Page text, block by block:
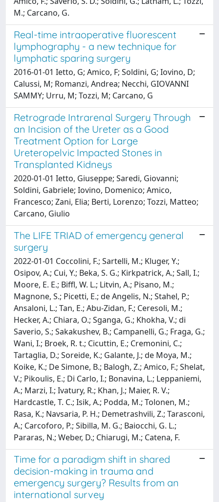
M.; Carcano, G.
Real-time intraoperative fluorescent
lymphography - a new technique for
lymphatic sparing surgery
2016-01-01 Ietto, G; Amico, F; Soldini, G; Iovino, D;
Calussi, M; Romanzi, Andrea; Necchi, GIOVANNI
SAMMY; Urru, M; Tozzi, M; Carcano, G
Retrograde Intrarenal Surgery Through
an Incision of the Ureter as a Good
Treatment Option for Large
Ureteropelvic Impacted Stones in
Transplanted Kidneys
2020-01-01 Ietto, Giuseppe; Saredi, Giovanni;
Soldini, Gabriele; Iovino, Domenico; Amico,
Francesco; Zani, Elia; Berti, Lorenzo; Tozzi, Matteo;
Carcano, Giulio
The LIFE TRIAD of emergency general
surgery
2022-01-01 Coccolini, F.; Sartelli, M.; Kluger, Y.;
Osipov, A.; Cui, Y.; Beka, S. G.; Kirkpatrick, A.; Sall, I.;
Moore, E. E.; Biffl, W. L.; Litvin, A.; Pisano, M.;
Magnone, S.; Picetti, E.; de Angelis, N.; Stahel, P.;
Ansaloni, L.; Tan, E.; Abu-Zidan, F.; Ceresoli, M.;
Hecker, A.; Chiara, O.; Sganga, G.; Khokha, V.; di
Saverio, S.; Sakakushev, B.; Campanelli, G.; Fraga, G.;
Wani, I.; Broek, R. t.; Cicuttin, E.; Cremonini, C.;
Tartaglia, D.; Soreide, K.; Galante, J.; de Moya, M.;
Koike, K.; De Simone, B.; Balogh, Z.; Amico, F.; Shelat,
V.; Pikoulis, E.; Di Carlo, I.; Bonavina, L.; Leppaniemi,
A.; Marzi, I.; Ivatury, R.; Khan, J.; Maier, R. V.;
Hardcastle, T. C.; Isik, A.; Podda, M.; Tolonen, M.;
Rasa, K.; Navsaria, P. H.; Demetrashvili, Z.; Tarasconi,
A.; Carcoforo, P.; Sibilla, M. G.; Baiocchi, G. L.;
Pararas, N.; Weber, D.; Chiarugi, M.; Catena, F.
Time for a paradigm shift in shared
decision-making in trauma and
emergency surgery? Results from an
international survey